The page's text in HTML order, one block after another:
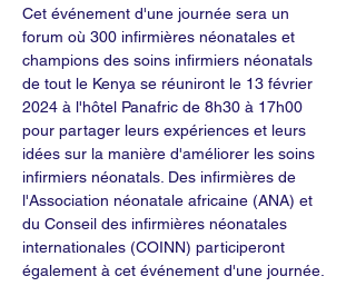
Cet événement d'une journée sera un
forum où 300 infirmières néonatales et
champions des soins infirmiers néonatals
de tout le Kenya se réuniront le 13 février
2024 à l'hôtel Panafric de 8h30 à 17h00
pour partager leurs expériences et leurs
idées sur la manière d'améliorer les soins
infirmiers néonatals. Des infirmières de
l'Association néonatale africaine (ANA) et
du Conseil des infirmières néonatales
internationales (COINN) participeront
également à cet événement d'une journée.